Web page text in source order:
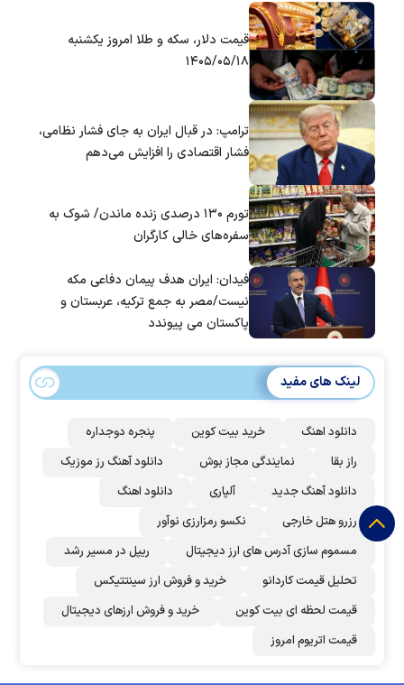
قیمت دلار، سکه و طلا امروز یکشنبه
۱۴۰۵/۰۵/۱۸
ترامپ: در قبال ایران به جای فشار نظامی،
فشار اقتصادی را افزایش می‌دهم
تورم ۱۳۰ درصدی زنده ماندن/ شوک به
سفره‌های خالی کارگران
فیدان: ایران هدف پیمان دفاعی مکه
نیست/مصر به جمع ترکیه، عربستان و
پاکستان می پیوندد
لینک های مفید
دانلود اهنگ خرید بیت کوین
پنجره دوجداره
راز بقا
نمایندگی مجاز بوش
دانلود آهنگ رز‌ موزیک
دانلود آهنگ جدید
آلپاری
دانلود اهنگ
رزرو هتل خارجی
نکسو رمزارزی نوآور
مسموم سازی آدرس های ارز دیجیتال
ریپل در مسیر رشد
تحلیل قیمت کاردانو
خرید و فروش ارز سینتتیکس
قیمت لحظه ای بیت کوین
خرید و فروش ارزهای دیجیتال
قیمت اتریوم امروز